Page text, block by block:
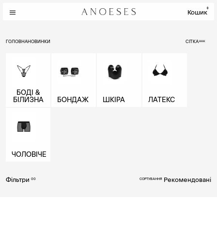
Кошик0
ГОЛОВНАНОВИНКИ СІТКА
БОДІ &
БІЛИЗНА БОНДАЖ ШКІРА ЛАТЕКС
ЧОЛОВІЧЕ
Фільтри 00 СОРТУВАННЯ Рекомендовані